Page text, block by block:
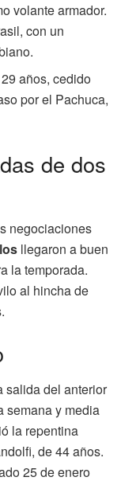
volante armador.
con un
años, cedido
por el Pachuca,
de dos
negociaciones
llegaron a buen
la temporada.
al hincha de
salida del anterior
semana y media
la repentina
de 44 años.
25 de enero